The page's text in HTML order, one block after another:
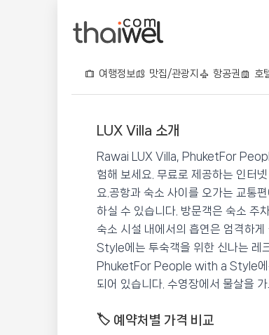
여행정보 맛집/관광지 항공권 호
LUX Villa
📍 푸켓★★★★ ⭐ 9.7
💰 최저가 확인 · 예약하기
LUX Villa 소개
Rawai LUX Villa, PhuketFor
험해 보세요. 무료로 제공하는 인터
요.공항과 숙소 사이를 오가는 교통
하실 수 있습니다. 방문객은 숙소 주
숙소 시설 내에서의 흡연은 엄격하
Style에는 투숙객을 위한 신나는 레
PhuketFor People with a Style에
되어 있습니다. 수영장에서 물살을
🏷️ 예약처별 가격 비교